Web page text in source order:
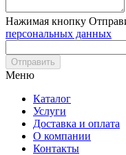
Нажимая кнопку
персональных данных
Отправить
Меню
Каталог
Услуги
Доставка и оплата
О компании
Контакты